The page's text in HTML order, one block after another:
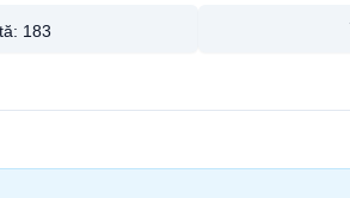
183